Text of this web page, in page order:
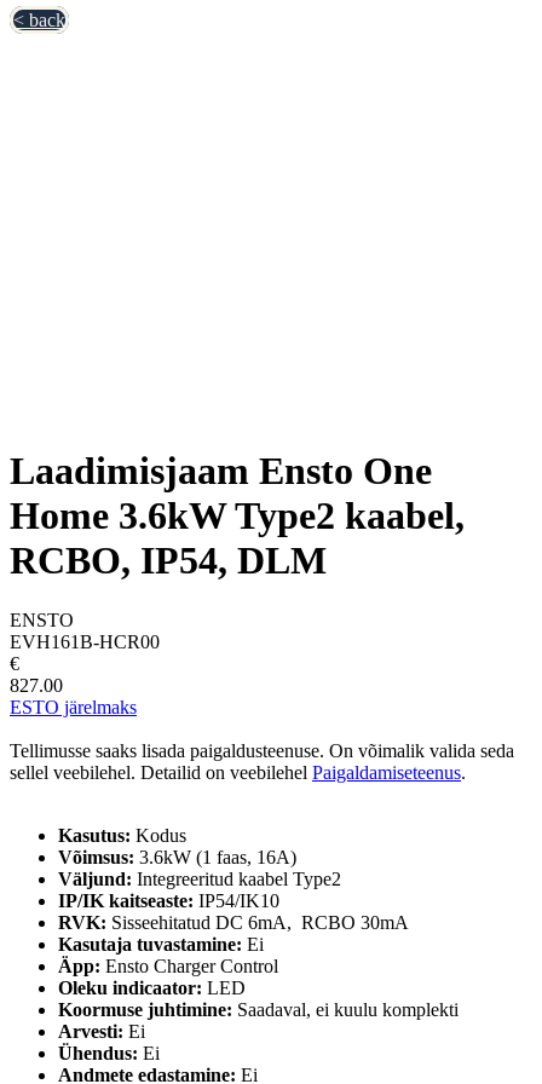
< back
Laadimisjaam Ensto One
Home 3.6kW Type2 kaabel,
RCBO, IP54, DLM
ENSTO
EVH161B-HCR00
€
827.00
ESTO järelmaks
Tellimusse saaks lisada paigaldusteenuse. On võimalik valida seda
sellel veebilehel. Detailid on veebilehel Paigaldamiseteenus.
Kasutus: Kodus
Võimsus: 3.6kW (1 faas, 16A)
Väljund: Integreeritud kaabel Type2
IP/IK kaitseaste: IP54/IK10
RVK: Sisseehitatud DC 6mA, RCBO 30mA
Kasutaja tuvastamine: Ei
Äpp: Ensto Charger Control
Oleku indicaator: LED
Koormuse juhtimine: Saadaval, ei kuulu komplekti
Arvesti: Ei
Ühendus: Ei
Andmete edastamine: Ei